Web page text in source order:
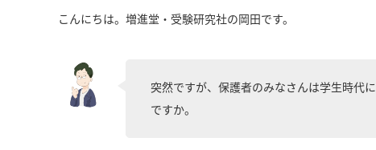
こんにちは。増進堂・受験研究社の岡田です。
突然ですが、保護者のみなさんは学生時代に
ですか。